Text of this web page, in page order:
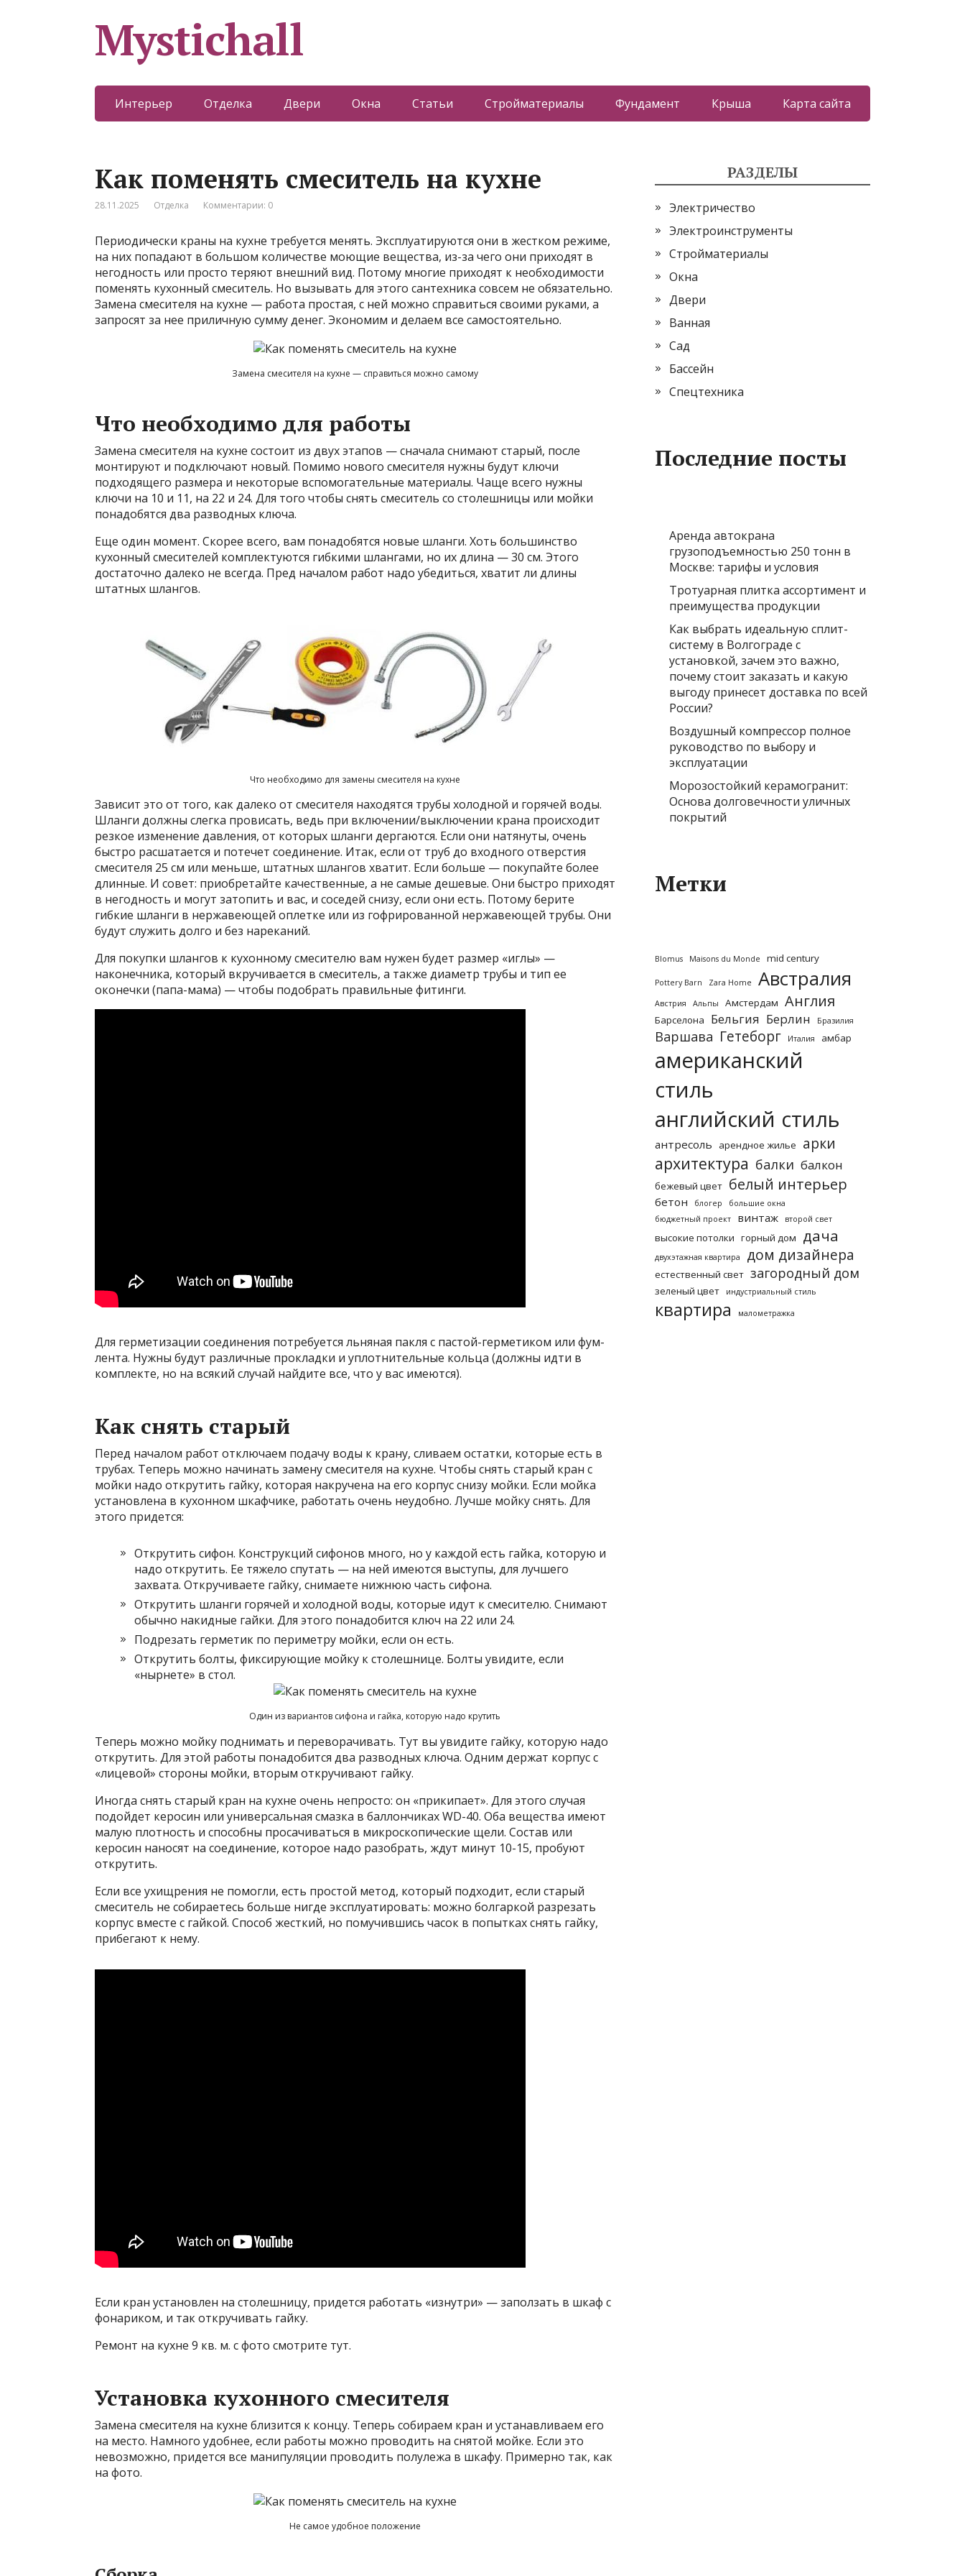
Mystichall
Интерьер Отделка Двери Окна Статьи Стройматериалы Фундамент Крыша Карта сайта
Как поменять смеситель на кухне
28.11.2025 Отделка Комментарии: 0
Периодически краны на кухне требуется менять. Эксплуатируются они в жестком режиме,
на них попадают в большом количестве моющие вещества, из-за чего они приходят в
негодность или просто теряют внешний вид. Потому многие приходят к необходимости
поменять кухонный смеситель. Но вызывать для этого сантехника совсем не обязательно.
Замена смесителя на кухне — работа простая, с ней можно справиться своими руками, а
запросят за нее приличную сумму денег. Экономим и делаем все самостоятельно.
Замена смесителя на кухне — справиться можно самому
Что необходимо для работы
Замена смесителя на кухне состоит из двух этапов — сначала снимают старый, после
монтируют и подключают новый. Помимо нового смесителя нужны будут ключи
подходящего размера и некоторые вспомогательные материалы. Чаще всего нужны
ключи на 10 и 11, на 22 и 24. Для того чтобы снять смеситель со столешницы или мойки
понадобятся два разводных ключа.
Еще один момент. Скорее всего, вам понадобятся новые шланги. Хоть большинство
кухонный смесителей комплектуются гибкими шлангами, но их длина — 30 см. Этого
достаточно далеко не всегда. Пред началом работ надо убедиться, хватит ли длины
штатных шлангов.
Что необходимо для замены смесителя на кухне
Зависит это от того, как далеко от смесителя находятся трубы холодной и горячей воды.
Шланги должны слегка провисать, ведь при включении/выключении крана происходит
резкое изменение давления, от которых шланги дергаются. Если они натянуты, очень
быстро расшатается и потечет соединение. Итак, если от труб до входного отверстия
смесителя 25 см или меньше, штатных шлангов хватит. Если больше — покупайте более
длинные. И совет: приобретайте качественные, а не самые дешевые. Они быстро приходят
в негодность и могут затопить и вас, и соседей снизу, если они есть. Потому берите
гибкие шланги в нержавеющей оплетке или из гофрированной нержавеющей трубы. Они
будут служить долго и без нареканий.
Для покупки шлангов к кухонному смесителю вам нужен будет размер «иглы» —
наконечника, который вкручивается в смеситель, а также диаметр трубы и тип ее
оконечки (папа-мама) — чтобы подобрать правильные фитинги.
Для герметизации соединения потребуется льняная пакля с пастой-герметиком или фум-
лента. Нужны будут различные прокладки и уплотнительные кольца (должны идти в
комплекте, но на всякий случай найдите все, что у вас имеются).
Как снять старый
Перед началом работ отключаем подачу воды к крану, сливаем остатки, которые есть в
трубах. Теперь можно начинать замену смесителя на кухне. Чтобы снять старый кран с
мойки надо открутить гайку, которая накручена на его корпус снизу мойки. Если мойка
установлена в кухонном шкафчике, работать очень неудобно. Лучше мойку снять. Для
этого придется:
Открутить сифон. Конструкций сифонов много, но у каждой есть гайка, которую и
надо открутить. Ее тяжело спутать — на ней имеются выступы, для лучшего
захвата. Откручиваете гайку, снимаете нижнюю часть сифона.
Открутить шланги горячей и холодной воды, которые идут к смесителю. Снимают
обычно накидные гайки. Для этого понадобится ключ на 22 или 24.
Подрезать герметик по периметру мойки, если он есть.
Открутить болты, фиксирующие мойку к столешнице. Болты увидите, если
«нырнете» в стол.
Один из вариантов сифона и гайка, которую надо крутить
Теперь можно мойку поднимать и переворачивать. Тут вы увидите гайку, которую надо
открутить. Для этой работы понадобится два разводных ключа. Одним держат корпус с
«лицевой» стороны мойки, вторым откручивают гайку.
Иногда снять старый кран на кухне очень непросто: он «прикипает». Для этого случая
подойдет керосин или универсальная смазка в баллончиках WD-40. Оба вещества имеют
малую плотность и способны просачиваться в микроскопические щели. Состав или
керосин наносят на соединение, которое надо разобрать, ждут минут 10-15, пробуют
открутить.
Если все ухищрения не помогли, есть простой метод, который подходит, если старый
смеситель не собираетесь больше нигде эксплуатировать: можно болгаркой разрезать
корпус вместе с гайкой. Способ жесткий, но помучившись часок в попытках снять гайку,
прибегают к нему.
Если кран установлен на столешницу, придется работать «изнутри» — заползать в шкаф с
фонариком, и так откручивать гайку.
Ремонт на кухне 9 кв. м. с фото смотрите тут.
Установка кухонного смесителя
Замена смесителя на кухне близится к концу. Теперь собираем кран и устанавливаем его
на место. Намного удобнее, если работы можно проводить на снятой мойке. Если это
невозможно, придется все манипуляции проводить полулежа в шкафу. Примерно так, как
на фото.
Не самое удобное положение
РАЗДЕЛЫ
Электричество
Электроинструменты
Стройматериалы
Окна
Двери
Ванная
Сад
Бассейн
Спецтехника
Последние посты
Аренда автокрана
грузоподъемностью 250 тонн в
Москве: тарифы и условия
Тротуарная плитка ассортимент и
преимущества продукции
Как выбрать идеальную сплит-
систему в Волгограде с
установкой, зачем это важно,
почему стоит заказать и какую
выгоду принесет доставка по всей
России?
Воздушный компрессор полное
руководство по выбору и
эксплуатации
Морозостойкий керамогранит:
Основа долговечности уличных
покрытий
Метки
Blomus Maisons du Monde mid century
Pottery Barn Zara Home Австралия
Австрия Альпы Амстердам Англия
Барселона Бельгия Берлин Бразилия
Варшава Гетеборг Италия амбар
американский
стиль
английский стиль
антресоль арендное жилье арки
архитектура балки балкон
бежевый цвет белый интерьер
бетон блогер
большие окна
бюджетный проект
винтаж второй свет
высокие потолки горный дом дача
двухэтажная квартира дом дизайнера
естественный свет загородный дом
зеленый цвет индустриальный стиль
квартира малометражка